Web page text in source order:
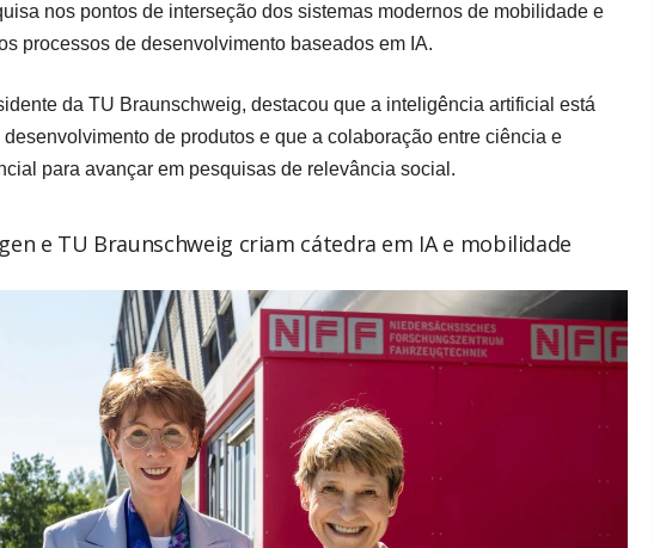
nos pontos de interseção dos sistemas modernos de mobilidade e
processos de desenvolvimento baseados em IA.
da TU Braunschweig, destacou que a inteligência artificial está
de produtos e que a colaboração entre ciência e
para avançar em pesquisas de relevância social.
e TU Braunschweig criam cátedra em IA e mobilidade